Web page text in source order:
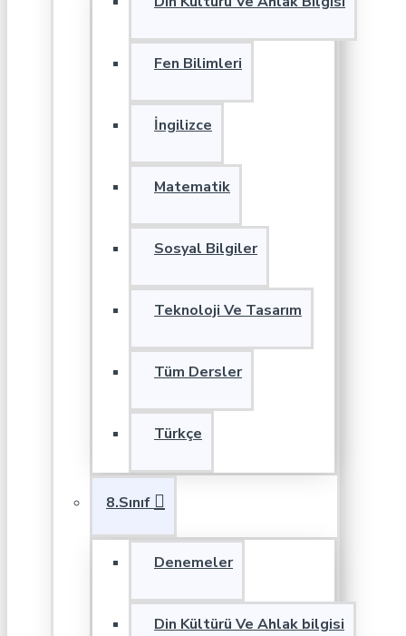
Fen Bilimleri
İngilizce
Matematik
Sosyal Bilgiler
Teknoloji Ve Tasarım
Tüm Dersler
Türkçe
8.Sınıf
Denemeler
Din Kültürü Ve Ahlak bilgisi